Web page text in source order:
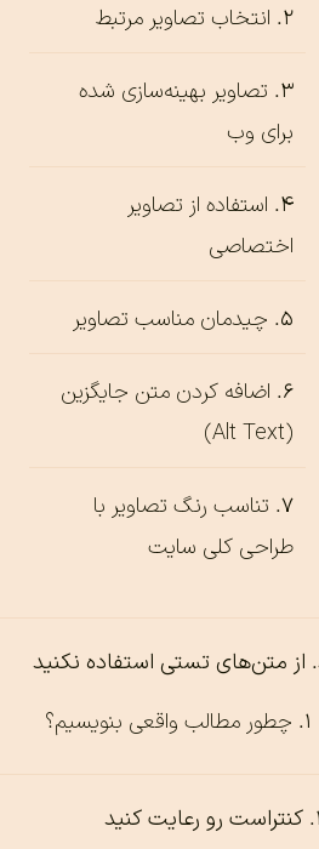
انتخاب تصاویر مرتبط
تصاویر بهینه‌سازی شده
برای وب
استفاده از تصاویر
اختصاصی
چیدمان مناسب تصاویر
اضافه کردن متن جایگزین
(Alt Text)
تناسب رنگ تصاویر با
طراحی کلی سایت
از متن‌های تستی استفاده نکنید
چطور مطالب واقعی بنویسیم؟
کنتراست رو رعایت کنید